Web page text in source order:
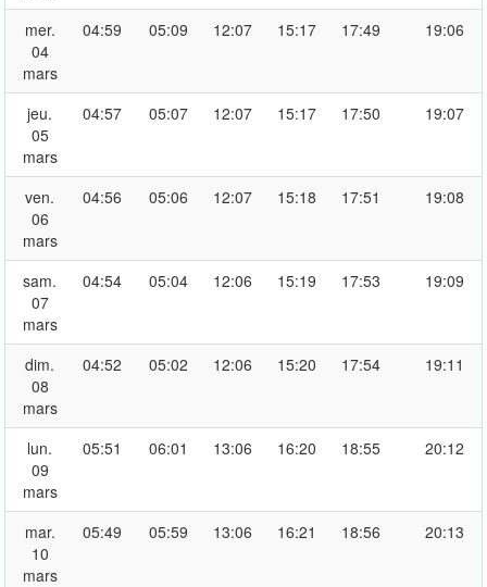
mer.
04
mars
04:59 05:09 12:07 15:17 17:49 19:06
jeu.
05
mars
04:57 05:07 12:07 15:17 17:50 19:07
ven.
06
mars
04:56 05:06 12:07 15:18 17:51 19:08
sam.
07
mars
04:54 05:04 12:06 15:19 17:53 19:09
dim.
08
mars
04:52 05:02 12:06 15:20 17:54 19:11
lun.
09
mars
05:51 06:01 13:06 16:20 18:55 20:12
mar.
10
mars
05:49 05:59 13:06 16:21 18:56 20:13